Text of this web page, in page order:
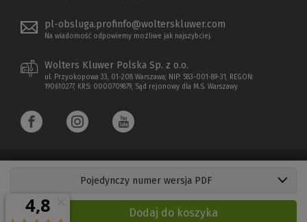
Pojedynczy numer wersja PDF
Dodaj do koszyka
pl-obsluga.profinfo@wolterskluwer.com
Na wiadomość odpowiemy możliwe jak najszybciej.
Wolters Kluwer Polska Sp. z o.o.
ul. Przyokopowa 33, 01-208 Warszawa; NIP: 583-001-89-31, REGON:
190610277, KRS: 0000709879, Sąd rejonowy dla M.S. Warszawy
Copyright 1997 - 2026 Wolters Kluwer Polska Sp. z o.o.